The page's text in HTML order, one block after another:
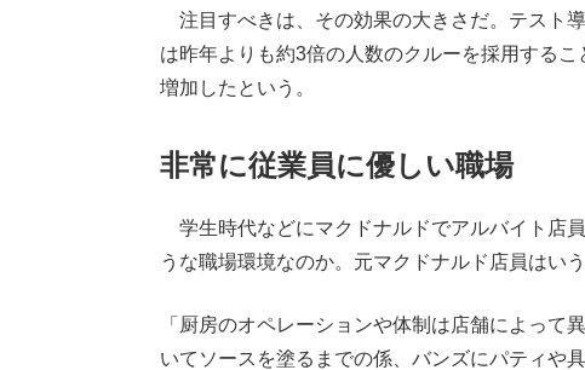
注目すべきは、その効果の大きさだ。テスト
は昨年よりも約3倍の人数のクルーを採用する
増加したという。
非常に従業員に優しい職場
学生時代などにマクドナルドでアルバイト店
うな職場環境なのか。元マクドナルド店員はいう
「厨房のオペレーションや体制は店舗によって
いてソースを塗るまでの係、バンズにパティや